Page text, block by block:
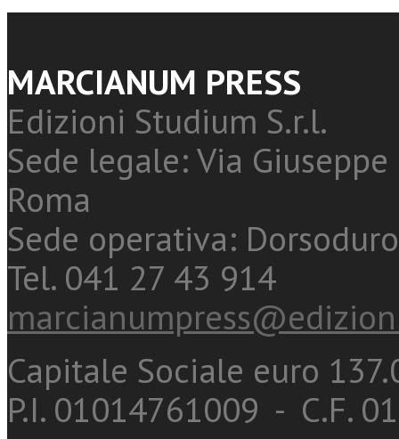
MARCIANUM PRESS
Edizioni Studium S.r.l.
Sede legale: Via
Roma
Sede operativa:
Tel. 041 27 43 914
Capitale Sociale euro
P.I. 01014761009 - C.F.